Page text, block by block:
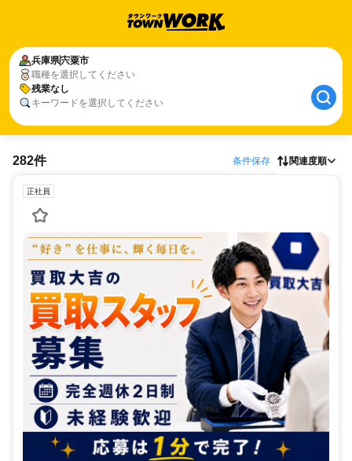
兵庫県宍粟市
職種を選択してください
残業なし
キーワードを選択してください
282件 条件保存 関連度順
正社員